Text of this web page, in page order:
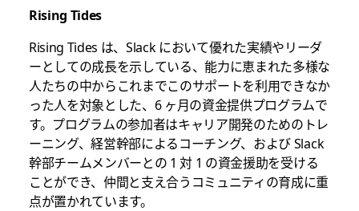
Rising Tides
Rising Tides は、Slack において優れた実績やリーダ
ーとしての成長を示している、能力に恵まれた多様な
人たちの中からこれまでこのサポートを利用できなか
った人を対象とした、6 ヶ月の資金提供プログラムで
す。プログラムの参加者はキャリア開発のためのトレ
ーニング、経営幹部によるコーチング、および Slack
幹部チームメンバーとの 1 対 1 の資金援助を受ける
ことができ、仲間と支え合うコミュニティの育成に重
点が置かれています。